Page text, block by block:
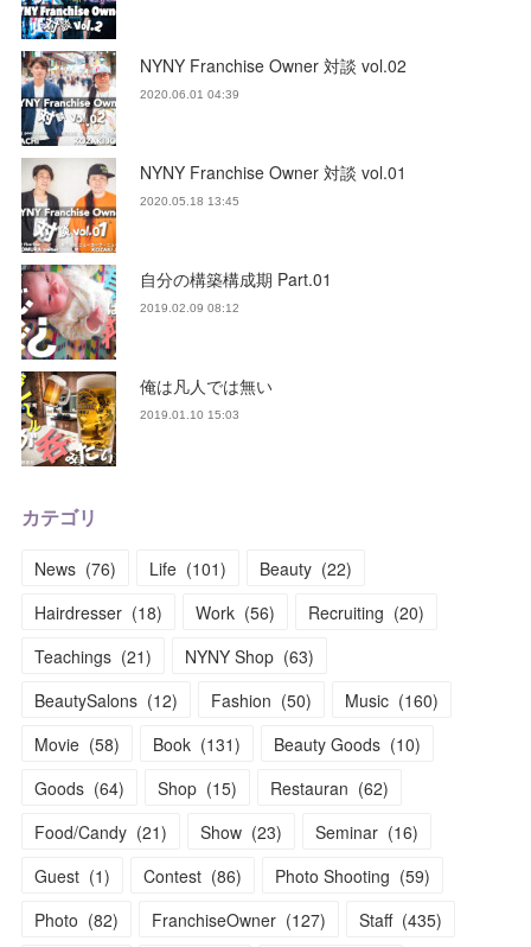
NYNY Franchise Owner 対談 vol.02
2020.06.01 04:39
NYNY Franchise Owner 対談 vol.01
2020.05.18 13:45
自分の構築構成期 Part.01
2019.02.09 08:12
俺は凡人では無い
2019.01.10 15:03
カテゴリ
News (76) Life (101) Beauty (22)
Hairdresser (18) Work (56) Recruiting (20)
Teachings (21) NYNY Shop (63)
BeautySalons (12) Fashion (50) Music (160)
Movie (58) Book (131) Beauty Goods (10)
Goods (64) Shop (15) Restauran (62)
Food/Candy (21) Show (23) Seminar (16)
Guest (1) Contest (86) Photo Shooting (59)
Photo (82) FranchiseOwner (127) Staff (435)